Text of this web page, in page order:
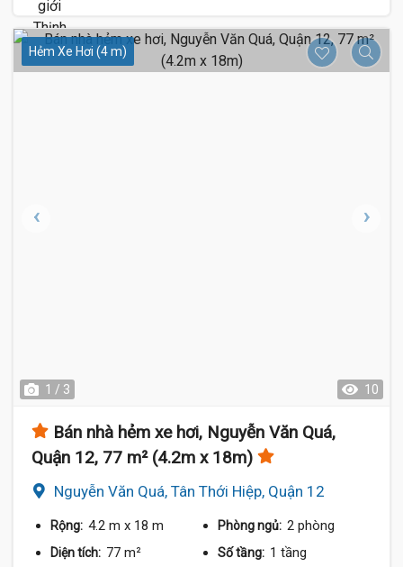
Hẻm Xe Hơi (4 m)
1 / 3 10
Bán nhà hẻm xe hơi, Nguyễn Văn Quá,
Quận 12, 77 m² (4.2m x 18m)
Nguyễn Văn Quá, Tân Thới Hiệp, Quận 12
Rộng: 4.2 m x 18 m Phòng ngủ: 2 phòng
Diện tích: 77 m² Số tầng: 1 tầng